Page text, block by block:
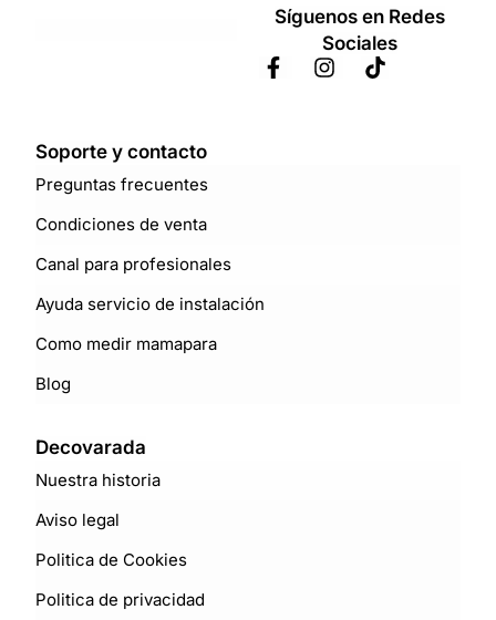
Síguenos en Redes
Sociales
Soporte y contacto
Preguntas frecuentes
Condiciones de venta
Canal para profesionales
Ayuda servicio de instalación
Como medir mamapara
Blog
Decovarada
Nuestra historia
Aviso legal
Politica de Cookies
Politica de privacidad